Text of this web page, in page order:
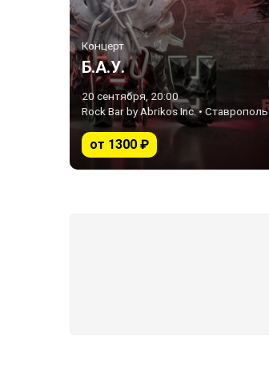
Концерт
Б.А.У.
20 сентября, 20:00
Rock Bar by Abrikos Inc. • Ставрополь
от 1300 ₽